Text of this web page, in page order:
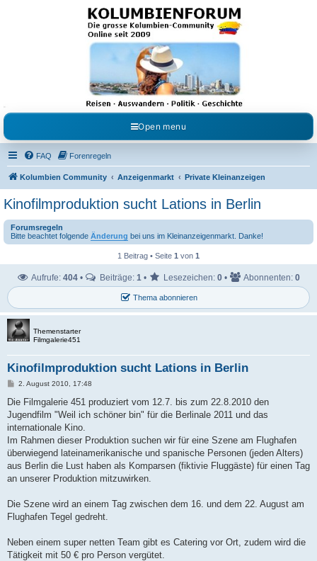
Kolumbienforum - Das
grosse Forum der
Freunde Kolumbiens
Reisen, Auswandern, Kultur, Politik, Geschichte und Visum in Kolumbien und Venezuela.
Austausch, Erfahrungen und Gemeinschaft im Kolumbienforum
Open menu
FAQ Forenregeln
Kolumbien Community Anzeigenmarkt Private Kleinanzeigen
Kinofilmproduktion sucht Lations in Berlin
Forumsregeln
Bitte beachtet folgende Änderung bei uns im Kleinanzeigenmarkt. Danke!
1 Beitrag • Seite 1 von 1
Thema abonnieren
Aufrufe: 404 • Beiträge: 1 • Lesezeichen: 0 • Abonnenten: 0
Themenstarter
Filmgalerie451
Kinofilmproduktion sucht Lations in Berlin
B
i
r
a
2. August 2010, 17:48
Die Filmgalerie 451 produziert vom 12.7. bis zum 22.8.2010 den
Jugendfilm "Weil ich schöner bin" für die Berlinale 2011 und das
internationale Kino.
Im Rahmen dieser Produktion suchen wir für eine Szene am Flughafen
überwiegend lateinamerikanische und spanische Personen (jeden Alters)
aus Berlin die Lust haben als Komparsen (fiktivie Fluggäste) für einen Tag
an unserer Produktion mitzuwirken.
Die Szene wird an einem Tag zwischen dem 16. und dem 22. August am
Flughafen Tegel gedreht.
Neben einem super netten Team gibt es Catering vor Ort, zudem wird die
Tätigkeit mit 50 € pro Person vergütet.